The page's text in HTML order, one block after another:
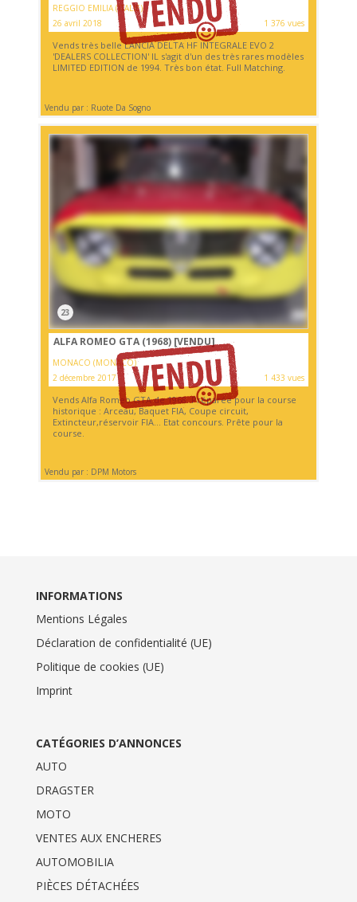
REGGIO EMILIA (ITALIE)
26 avril 2018
1 376 vues
Vends très belle LANCIA DELTA HF INTEGRALE EVO 2
'DEALERS COLLECTION' IL s'agit d'un des très rares modèles
LIMITED EDITION de 1994. Très bon état. Full Matching.
Vendu par : Ruote Da Sogno
23
ALFA ROMEO GTA (1968) [VENDU]
MONACO (MONACO)
2 décembre 2017
1 433 vues
Vends Alfa Romeo GTA de 1968. Préparée pour la course
historique : Arceau, Baquet FIA, Coupe circuit,
Extincteur,réservoir FIA... Etat concours. Prête pour la
course.
Vendu par : DPM Motors
INFORMATIONS
Mentions Légales
Déclaration de confidentialité (UE)
Politique de cookies (UE)
Imprint
CATÉGORIES D’ANNONCES
AUTO
DRAGSTER
MOTO
VENTES AUX ENCHERES
AUTOMOBILIA
PIÈCES DÉTACHÉES